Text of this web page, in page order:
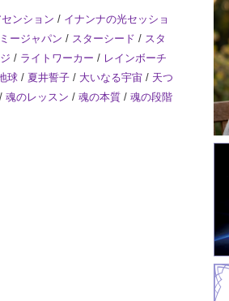
センション / イナンナの光セッショ
ージャパン / スターシード / スタ
/ ライトワーカー / レインボーチ
球 / 夏井誓子 / 大いなる宇宙 / 天つ
/ 魂のレッスン / 魂の本質 / 魂の段階